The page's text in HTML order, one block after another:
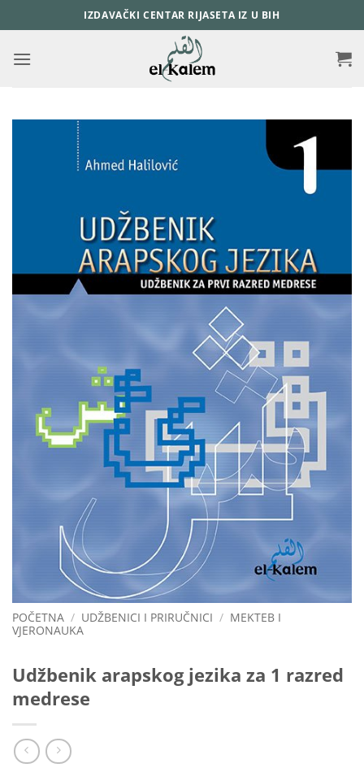
to
content
IZDAVAČKI CENTAR RIJASETA IZ U BIH
POČETNA / UDŽBENICI I PRIRUČNICI / MEKTEB I
VJERONAUKA
Udžbenik arapskog jezika za 1 razred
medrese